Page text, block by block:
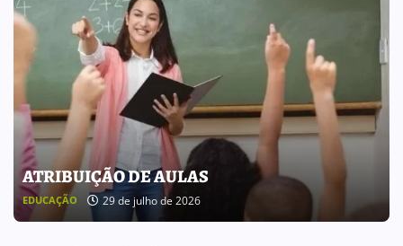
BOLETIM INFORMATIVO 238
BOLETIM INFORMATIVO 25 de julho de 2026